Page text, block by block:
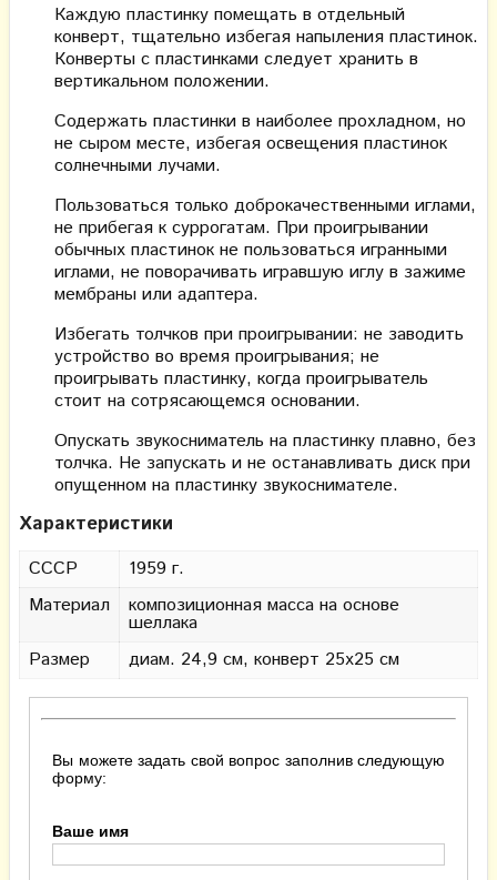
Каждую пластинку помещать в отдельный
конверт, тщательно избегая напыления пластинок.
Конверты с пластинками следует хранить в
вертикальном положении.
Содержать пластинки в наиболее прохладном, но
не сыром месте, избегая освещения пластинок
солнечными лучами.
Пользоваться только доброкачественными иглами,
не прибегая к суррогатам. При проигрывании
обычных пластинок не пользоваться игранными
иглами, не поворачивать игравшую иглу в зажиме
мембраны или адаптера.
Избегать толчков при проигрывании: не заводить
устройство во время проигрывания; не
проигрывать пластинку, когда проигрыватель
стоит на сотрясающемся основании.
Опускать звукосниматель на пластинку плавно, без
толчка. Не запускать и не останавливать диск при
опущенном на пластинку звукоснимателе.
Характеристики
СССР
1959 г.
Материал
композиционная масса на основе
шеллака
Размер
диам. 24,9 см, конверт 25х25 см
Вы можете задать свой вопрос заполнив следующую
форму:
Ваше имя